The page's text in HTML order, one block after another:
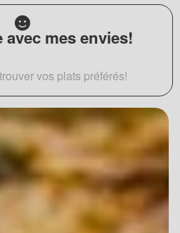
mes envies!
vos plats préférés!